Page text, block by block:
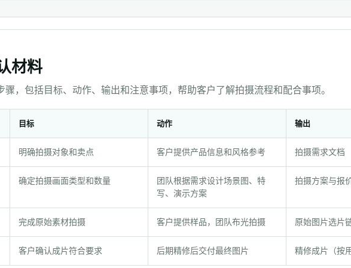
材料
骤，包括目标、动作、输出和注意事项，帮助客户了解拍摄流程和配合事项。
目标 动作 输出
明确拍摄对象和卖点 客户提供产品信息和风格参考 拍摄需求文档
确定拍摄画面类型和数量
团队根据需求设计场景图、特
写、演示方案
拍摄方案与报
完成原始素材拍摄 客户提供样品，团队布光拍摄 原始图片选片
客户确认成片符合要求 后期精修后交付最终图片 精修成片（按